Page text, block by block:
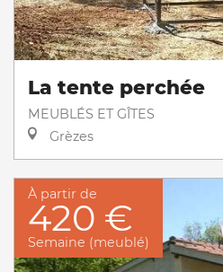
La tente perchée
MEUBLÉS ET GÎTES
Grèzes
À partir de
420 €
Semaine (meublé)